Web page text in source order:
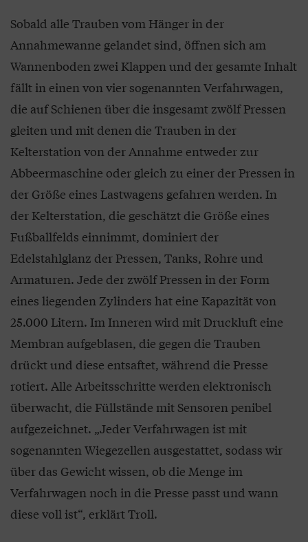
Sobald alle Trauben vom Hänger in der
Annahmewanne gelandet sind, öffnen sich am
Wannenboden zwei Klappen und der gesamte Inhalt
fällt in einen von vier sogenannten Verfahrwagen,
die auf Schienen über die insgesamt zwölf Pressen
gleiten und mit denen die Trauben in der
Kelterstation von der Annahme entweder zur
Abbeermaschine oder gleich zu einer der Pressen in
der Größe eines Lastwagens gefahren werden. In
der Kelterstation, die geschätzt die Größe eines
Fußballfelds einnimmt, dominiert der
Edelstahlglanz der Pressen, Tanks, Rohre und
Armaturen. Jede der zwölf Pressen in der Form
eines liegenden Zylinders hat eine Kapazität von
25.000 Litern. Im Inneren wird mit Druckluft eine
Membran aufgeblasen, die gegen die Trauben
drückt und diese entsaftet, während die Presse
rotiert. Alle Arbeitsschritte werden elektronisch
überwacht, die Füllstände mit Sensoren penibel
aufgezeichnet. „Jeder Verfahrwagen ist mit
sogenannten Wiegezellen ausgestattet, sodass wir
über das Gewicht wissen, ob die Menge im
Verfahrwagen noch in die Presse passt und wann
diese voll ist“, erklärt Troll.